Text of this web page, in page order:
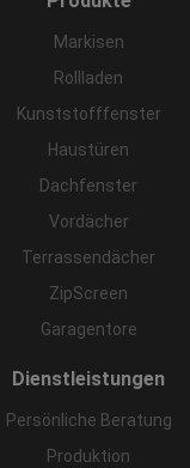
Markisen
Rollladen
Kunststofffenster
Haustüren
Dachfenster
Vordächer
Terrassendächer
ZipScreen
Garagentore
Dienstleistungen
Persönliche Beratung
Produktion